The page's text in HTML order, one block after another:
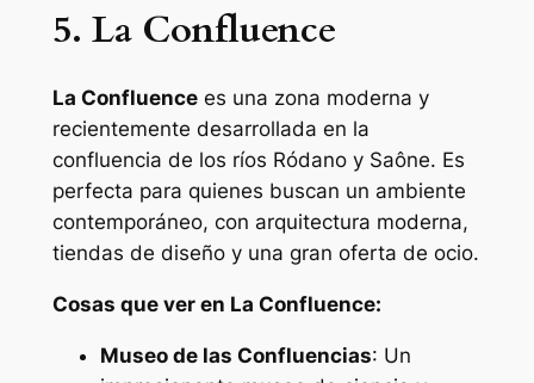
5. La Confluence
La Confluencees una zona moderna y
recientemente desarrollada en la
confluencia de los ríos Ródano y Saône. Es
perfecta para quienes buscan un ambiente
contemporáneo, con arquitectura moderna,
tiendas de diseño y una gran oferta de ocio.
Cosas que ver en La Confluence:
Museo de las Confluencias: Un